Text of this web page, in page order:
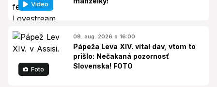
Video
Foto
09. aug. 2026 o 16:00
Pápeža Leva XIV. vítal dav, vtom to
prišlo: Nečakaná pozornosť
Slovenska! FOTO